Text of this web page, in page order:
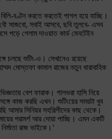
বিলি-বণ্টন করতে করতেই পাগল হয়ে যাচ্ছি।
বৌ সাজবো, সবাই আসবে, ছবি তুলবে- এসব
পড়ে গেলাম দাওয়াত কার্ড মেনটেইন
চলছে শুটিং-ও। সেখানেও রয়েছে
মোস্তফা কামাল রাজের নতুন ধারাবাহিক
বেশ ফারাক। গালভরা হাসি নিয়ে
কাজ করছি এখন। শুটিংয়ের সময়টা খুব
সিনিয়র সহশিল্পীদের কাছ থেকে।
পরামর্শ আর দোয়া পাচ্ছি। এমন একটি
রাজ ভাইকে।’